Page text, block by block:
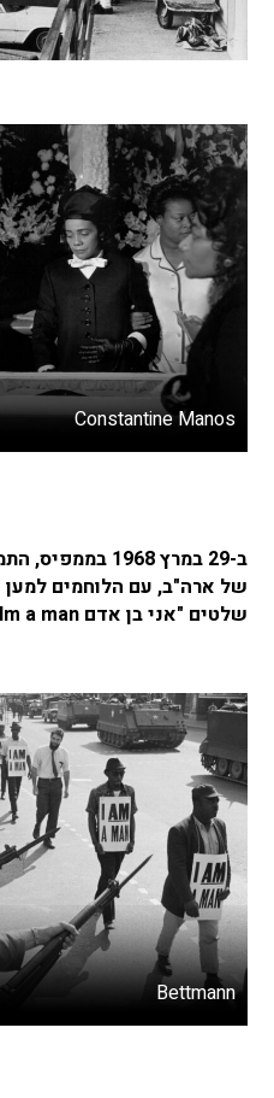
Constantine Manos
ב-29 במרץ 1968
של ארה"ב, עם הלוחמים למען
שלטים "אני בן אדם Im a man".
Bettmann